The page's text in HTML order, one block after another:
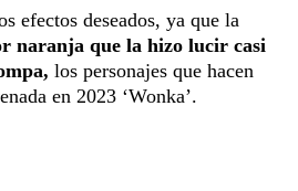
efectos deseados, ya que la
naranja que la hizo lucir casi
los personajes que hacen
en 2023 ‘Wonka’.